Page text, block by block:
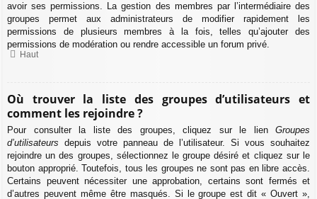
avoir ses permissions. La gestion des membres par l’intermédiaire des
groupes permet aux administrateurs de modifier rapidement les
permissions de plusieurs membres à la fois, telles qu’ajouter des
permissions de modération ou rendre accessible un forum privé.
Haut
Où trouver la liste des groupes d’utilisateurs et
comment les rejoindre ?
Pour consulter la liste des groupes, cliquez sur le lien Groupes
d’utilisateurs depuis votre panneau de l’utilisateur. Si vous souhaitez
rejoindre un des groupes, sélectionnez le groupe désiré et cliquez sur le
bouton approprié. Toutefois, tous les groupes ne sont pas en libre accès.
Certains peuvent nécessiter une approbation, certains sont fermés et
d’autres peuvent même être masqués. Si le groupe est dit « Ouvert »,